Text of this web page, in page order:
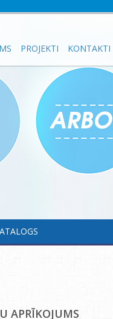
PROJEKTI KONTAKTI
APRĪKOJUMS